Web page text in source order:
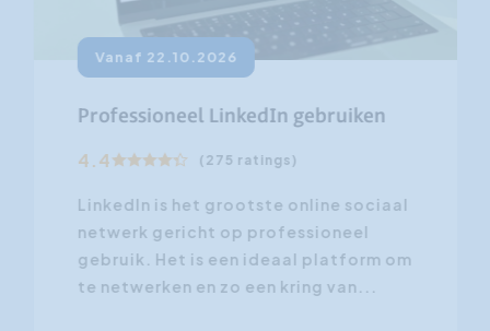
Vanaf 22.10.2026
Professioneel LinkedIn gebruiken
4.4 (275 ratings)
LinkedIn is het grootste online sociaal
netwerk gericht op professioneel
gebruik. Het is een ideaal platform om
te netwerken en zo een kring van...